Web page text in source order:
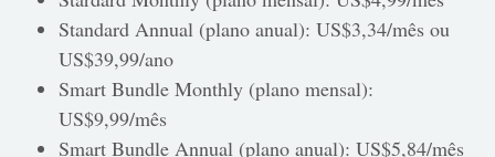
Standard Annual (plano anual): US$3,34/mês ou
US$39,99/ano
Smart Bundle Monthly (plano mensal):
US$9,99/mês
Smart Bundle Annual (plano anual): US$5,84/mês